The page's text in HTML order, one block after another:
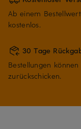
Ab einem
kostenlos.
30 Tage
Bestellungen
zurückschicken.